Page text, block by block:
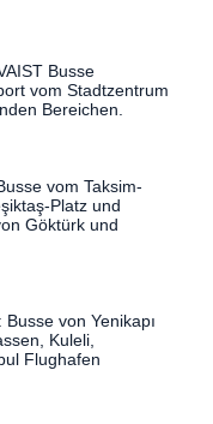
Busse
vom Stadtzentrum
Bereichen.
vom Taksim-
Platz und
Göktürk und
von Yenikapı
Kuleli,
Flughafen